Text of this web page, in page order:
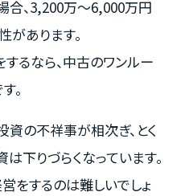
、3,200万～6,000万円
あります。
るなら、中古のワンルー
。
資の不祥事が相次ぎ、とく
下りづらくなっています。
をするのは難しいでしょ